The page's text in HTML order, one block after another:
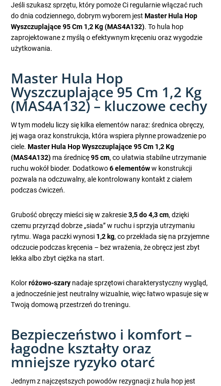
Jeśli szukasz sprzętu, który pomoże Ci regularnie włączać ruch
do dnia codziennego, dobrym wyborem jestMaster Hula Hop
Wyszczuplające 95 Cm 1,2 Kg (MAS4A132). To hula hop
zaprojektowane z myślą o efektywnym kręceniu oraz wygodzie
użytkowania.
Master Hula Hop
Wyszczuplające 95 Cm 1,2 Kg
(MAS4A132) – kluczowe cechy
W tym modelu liczy się kilka elementów naraz: średnica obręczy,
jej waga oraz konstrukcja, która wspiera płynne prowadzenie po
ciele.Master Hula Hop Wyszczuplające 95 Cm 1,2 Kg
(MAS4A132) ma średnicę95 cm, co ułatwia stabilne utrzymanie
ruchu wokół bioder. Dodatkowo6 elementóww konstrukcji
pozwala na odczuwalny, ale kontrolowany kontakt z ciałem
podczas ćwiczeń.
Grubość obręczy mieści się w zakresie3,5 do 4,3 cm, dzięki
czemu przyrząd dobrze „siada” w ruchu i sprzyja utrzymaniu
rytmu. Waga paczki wynosi 1,2 kg, co przekłada się na przyjemne
odczucie podczas kręcenia – bez wrażenia, że obręcz jest zbyt
lekka albo zbyt ciężka na start.
Kolorróżowo-szary nadaje sprzętowi charakterystyczny wygląd,
a jednocześnie jest neutralny wizualnie, więc łatwo wpasuje się w
Twoją domową przestrzeń do treningu.
Bezpieczeństwo i komfort –
łagodne kształty oraz
mniejsze ryzyko otarć
Jednym z najczęstszych powodów rezygnacji z hula hop jest